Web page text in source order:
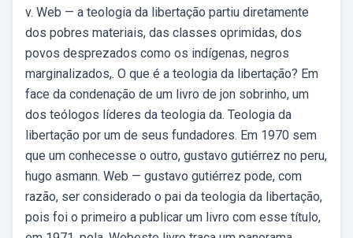
v. Web — a teologia da libertação partiu diretamente
dos pobres materiais, das classes oprimidas, dos
povos desprezados como os indígenas, negros
marginalizados,. O que é a teologia da libertação? Em
face da condenação de um livro de jon sobrinho, um
dos teólogos líderes da teologia da. Teologia da
libertação por um de seus fundadores. Em 1970 sem
que um conhecesse o outro, gustavo gutiérrez no peru,
hugo asmann. Web — gustavo gutiérrez pode, com
razão, ser considerado o pai da teologia da libertação,
pois foi o primeiro a publicar um livro com esse título,